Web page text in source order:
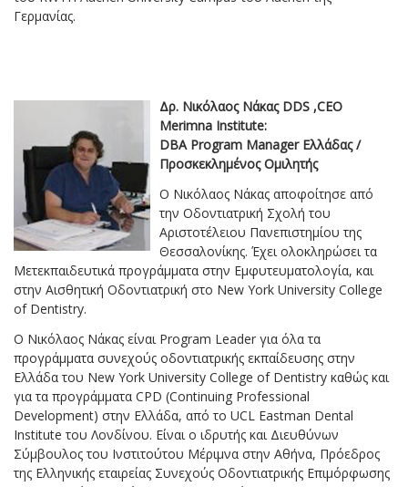
Γερμανίας.
Δρ. Νικόλαος Νάκας DDS ,CEO
Merimna Institute:
DBA Program Manager Ελλάδας /
Προσκεκλημένος Ομιλητής
Ο Νικόλαος Νάκας αποφοίτησε από
την Οδοντιατρική Σχολή του
Αριστοτέλειου Πανεπιστημίου της
Θεσσαλονίκης. Έχει ολοκληρώσει τα
Μετεκπαιδευτικά προγράμματα στην Εμφυτευματολογία, και
στην Αισθητική Οδοντιατρική στο New York University College
of Dentistry.
Ο Νικόλαος Νάκας είναι Program Leader για όλα τα
προγράμματα συνεχούς οδοντιατρικής εκπαίδευσης στην
Ελλάδα του New York University College of Dentistry καθώς και
για τα προγράμματα CPD (Continuing Professional
Development) στην Ελλάδα, από το UCL Eastman Dental
Institute του Λονδίνου. Είναι ο ιδρυτής και Διευθύνων
Σύμβουλος του Ινστιτούτου Μέριμνα στην Αθήνα, Πρόεδρος
της Ελληνικής εταιρείας Συνεχούς Οδοντιατρικής Επιμόρφωσης